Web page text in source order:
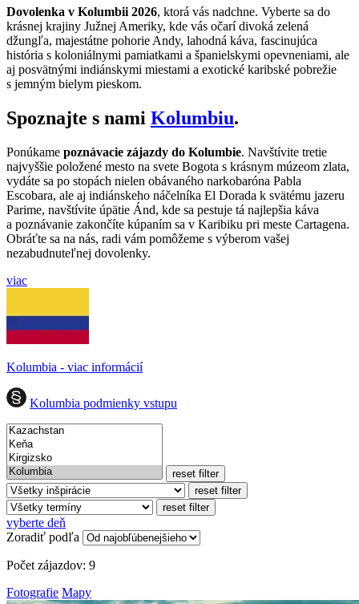
Dovolenka v Kolumbii 2026, ktorá vás nadchne. Vyberte sa do
krásnej krajiny Južnej Ameriky, kde vás očarí divoká zelená
džungľa, majestátne pohorie Andy, lahodná káva, fascinujúca
história s koloniálnymi pamiatkami a španielskymi opevneniami, ale
aj posvätnými indiánskymi miestami a exotické karibské pobrežie
s jemným bielym pieskom.
Spoznajte s nami Kolumbiu.
Ponúkame poznávacie zájazdy do Kolumbie. Navštívite tretie
najvyššie položené mesto na svete Bogota s krásnym múzeom zlata,
vydáte sa po stopách nielen obávaného narkobaróna Pabla
Escobara, ale aj indiánskeho náčelníka El Dorada k svätému jazeru
Parime, navštívite úpätie Ánd, kde sa pestuje tá najlepšia káva
a poznávanie zakončíte kúpaním sa v Karibiku pri meste Cartagena.
Obráťte sa na nás, radi vám pomôžeme s výberom vašej
nezabudnuteľnej dovolenky.
viac
Kolumbia - viac informácií
Kolumbia podmienky vstupu
reset filter
reset filter
reset filter
vyberte deň
Zoradiť podľa
Počet zájazdov: 9
Fotografie Mapy